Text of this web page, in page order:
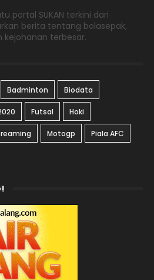
portal SUKAN terkini dari
berita tentang bolasepak,
kejohanan terbesar.
Badminton Biodata
Futsal Hoki
Motogp Piala AFC